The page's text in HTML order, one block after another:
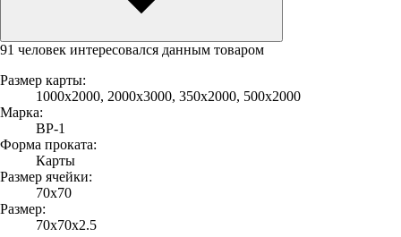
91 человек интересовался данным товаром
Размер карты:
1000х2000, 2000х3000, 350х2000, 500х2000
Марка:
ВР-1
Форма проката:
Карты
Размер ячейки:
70х70
Размер:
70х70х2.5